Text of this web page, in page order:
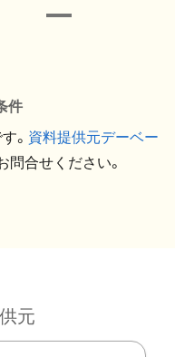
件
。 資料提供元デーベー
問合せください。
元